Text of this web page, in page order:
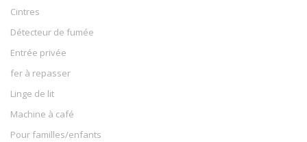
Cintres
Détecteur de fumée
Entrée privée
fer à repasser
Linge de lit
Machine à café
Pour familles/enfants